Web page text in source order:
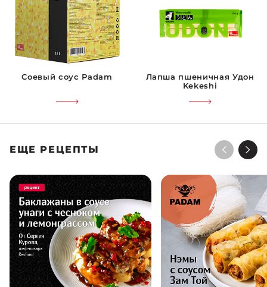
Соевый соус Padam
Лапша пшеничная Удон
Kekeshi
ЕЩЕ РЕЦЕПТЫ